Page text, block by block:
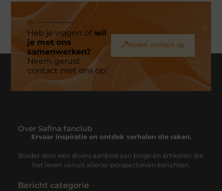
Heb je vragen ofwil
je met ons
samenwerken?
Neem gerust
contact met ons op!
Neem contact op
Over Safina fanclub
Ervaar inspiratie en ontdek verhalen die raken.
Blader door een divers aanbod aan blogs en artikelen die
het leven vanuit allerlei perspectieven belichten.
Bericht categorie